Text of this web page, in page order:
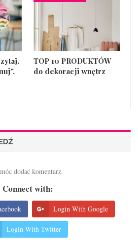
TOP 10 PRODUKTÓW
do dekoracji wnętrz
dodać komentarz.
Connect with:
Login With Google
Login With Twitter